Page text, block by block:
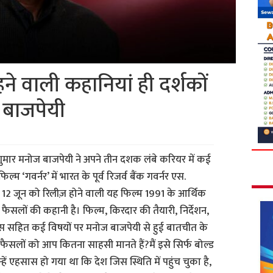
वाली कहानियां ही दर्शकों
मनोज बाजपेयी ने अपने तीन दशक लंबे करियर में कई
‘गवर्नर’ में भारत के पूर्व रिजर्व बैंक गवर्नर एस.
जून को रिलीज़ होने वाली यह फिल्म 1991 के आर्थिक
की कहानी है। फिल्म, किरदार की तैयारी, निर्देशन,
कई विषयों पर मनोज बाजपेयी से हुई बातचीत के
को आप कितना साहसी मानते हैं?मैं इसे सिर्फ बोल्ड
एहसास हो गया था कि देश जिस स्थिति में पहुंच चुका है,